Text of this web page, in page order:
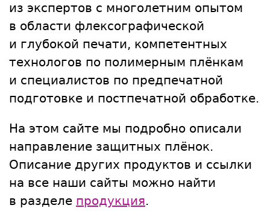
из экспертов с многолетним опытом
в области флексографической
и глубокой печати, компетентных
технологов по полимерным плёнкам
и специалистов по предпечатной
подготовке и постпечатной обработке.
На этом сайте мы подробно описали
направление защитных плёнок.
Описание других продуктов и ссылки
на все наши сайты можно найти
в разделе продукция.